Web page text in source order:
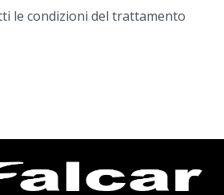
le condizioni del trattamento